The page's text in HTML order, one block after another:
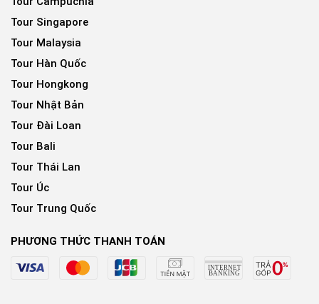
Tour Singapore
Tour Malaysia
Tour Hàn Quốc
Tour Hongkong
Tour Nhật Bản
Tour Đài Loan
Tour Bali
Tour Thái Lan
Tour Úc
Tour Trung Quốc
PHƯƠNG THỨC THANH TOÁN